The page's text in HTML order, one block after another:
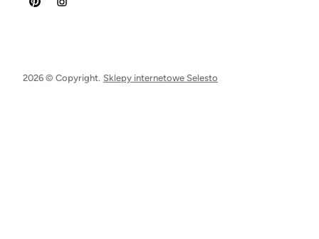
2026 © Copyright. Sklepy internetowe Selesto